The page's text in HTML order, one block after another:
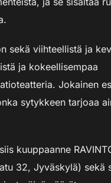
sekä viihteellistä ja
ja kokeellisempaa
Jokainen
sytykkeen tarjoaa
kuuppaanne
32, Jyväskylä) sekä